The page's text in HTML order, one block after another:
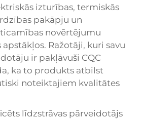
izturības, termiskās
pakāpju un
novērtējumu
Ražotāji, kuri savu
ir pakļāvuši CQC
ka to produkts atbilst
noteiktajiem kvalitātes
līdzstrāvas pārveidotājs